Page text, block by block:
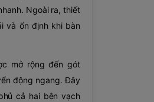
Ngoài ra, thiết
và ổn định khi bàn
mở rộng đến gót
động ngang. Đây
cả hai bên vạch